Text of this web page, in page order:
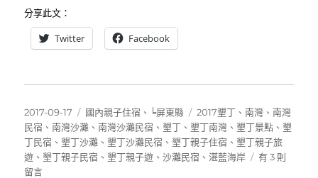
分享此文：
Twitter Facebook
發
佈
日
期:
2017-09-17
分
類
國內親子住宿 、 ╘屏東縣
標
籤
2017墾丁 、南灣 、南灣
民宿 、南灣沙灘 、南灣沙灘民宿 、 墾丁 、 墾丁南灣 、 墾丁景點 、 墾
丁民宿 、 墾丁沙灘 、 墾丁沙灘民宿 、 墾丁親子住宿 、 墾丁親子旅
遊 、 墾丁親子民宿 、 墾丁親子遊 、沙灘民宿 、湛藍海岸
在
有 3 則
留言